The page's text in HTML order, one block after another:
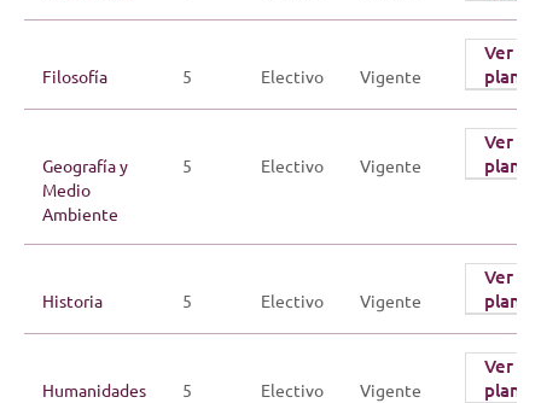
Filosofía 5 Electivo Vigente
Ver
plan
Geografía y
Medio
Ambiente
5 Electivo Vigente
Ver
plan
Historia 5 Electivo Vigente
Ver
plan
Humanidades 5 Electivo Vigente
Ver
plan